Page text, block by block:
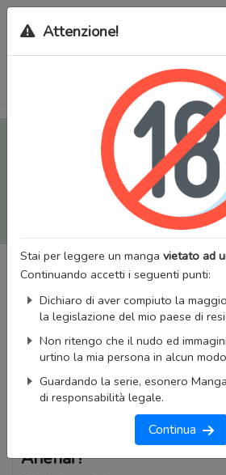
Tutti i Doujinshi e Manga per adulti
sul nostro nuovo sito (
Manga classici, puoi utilizzare
Potrai effettuare illogincon il tuo
tutti i dati sono condivisi tra i
perderai alcun dato, inclusi
Attenzione!
Stai per leggere un manga vietato ad
Continuando accetti i seguenti punti:
Dichiaro di aver compiuto la
la legislazione del mio paese di
Non ritengo che il nudo ed
urtino la mia persona in alcun
Guardando la serie, esonero
di responsabilità legale.
Continua
Arienai !